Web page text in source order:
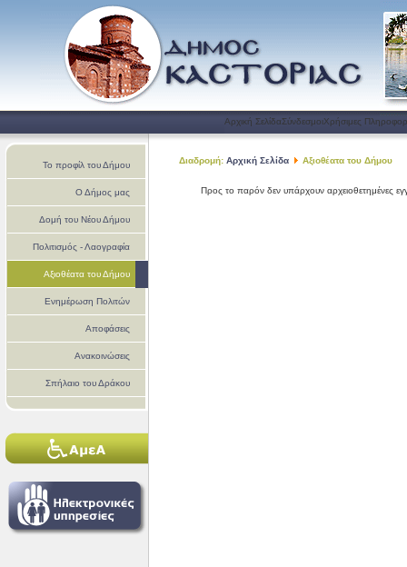
Αρχική ΣελίδαΣύνδεσμοιΧρήσιμες
Το προφίλ του Δήμου
Ο Δήμος μας
Δομή του Νέου Δήμου
Πολιτισμός - Λαογραφία
Αξιοθέατα του Δήμου
Ενημέρωση Πολιτών
Αποφάσεις
Ανακοινώσεις
Σπήλαιο του Δράκου
Διαδρομή: Αρχική Σελίδα Αξιοθέατα του Δήμου
Προς το παρόν δεν υπάρχουν αρχειοθετημένες